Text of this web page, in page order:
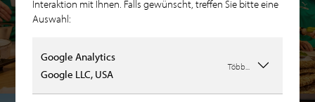
Interaktion mit Ihnen. Falls gewünscht, treffen Sie bitte eine
Auswahl:
Google Analytics
Google LLC, USA
Több...